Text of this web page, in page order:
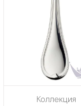
Коллекция